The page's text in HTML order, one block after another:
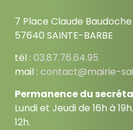
7 Place Claude Baudoche
57640 SAINTE-BARBE
tél : 03.87.76.64.95
mail : contact@mairie-
Permanence du
Lundi et Jeudi de 16h à
12h.